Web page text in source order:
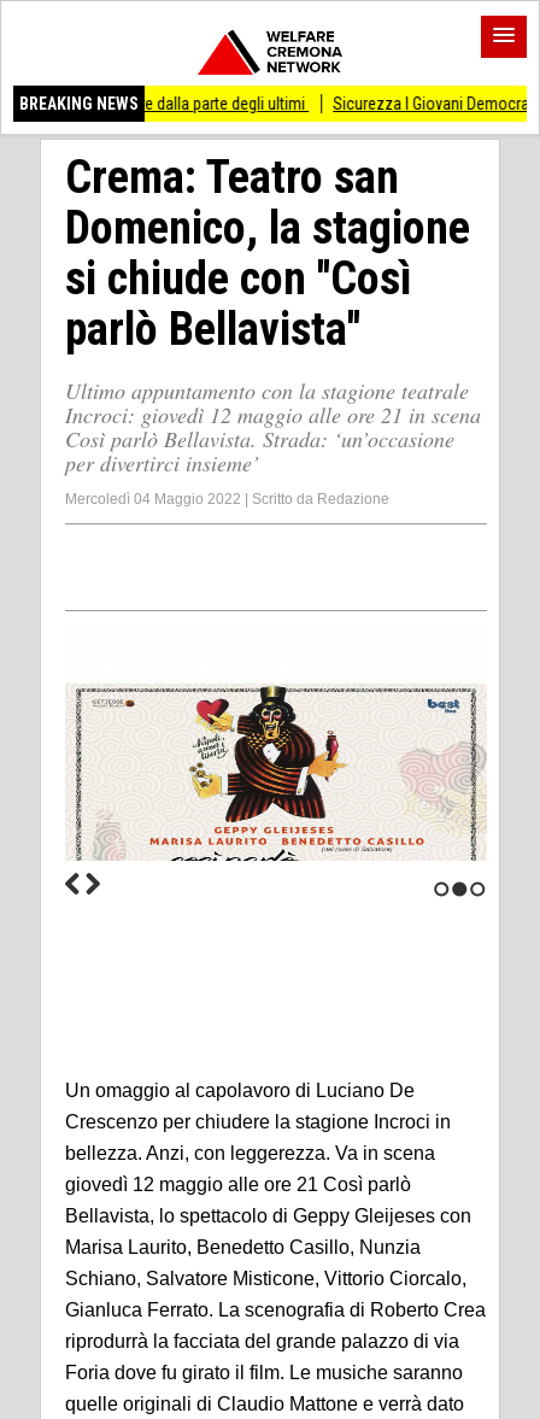
BREAKING NEWS
dalla parte degli ultimi Sicurezza I Giovani Democratici ribattono ai
Crema: Teatro san
Domenico, la stagione
si chiude con ''Così
parlò Bellavista''
Ultimo appuntamento con la stagione teatrale
Incroci: giovedì 12 maggio alle ore 21 in scena
Così parlò Bellavista. Strada: ‘un’occasione
per divertirci insieme’
Mercoledì 04 Maggio 2022 Scritto da Redazione
Un omaggio al capolavoro di Luciano De
Crescenzo per chiudere la stagione Incroci in
bellezza. Anzi, con leggerezza. Va in scena
giovedì 12 maggio alle ore 21 Così parlò
Bellavista, lo spettacolo di Geppy Gleijeses con
Marisa Laurito, Benedetto Casillo, Nunzia
Schiano, Salvatore Misticone, Vittorio Ciorcalo,
Gianluca Ferrato. La scenografia di Roberto Crea
riprodurrà la facciata del grande palazzo di via
Foria dove fu girato il film. Le musiche saranno
quelle originali di Claudio Mattone e verrà dato